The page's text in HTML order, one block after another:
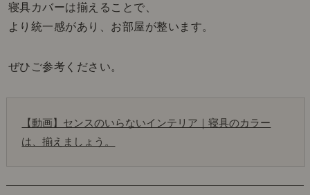
寝具カバーは揃えることで、
より統一感があり、お部屋が整います。
ぜひご参考ください。
【動画】センスのいらないインテリア｜寝具のカラー
は、揃えましょう。